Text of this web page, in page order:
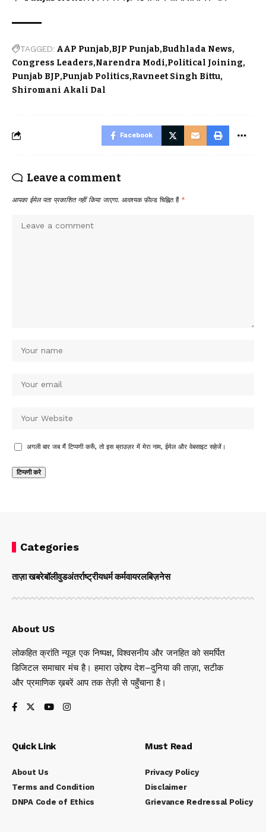
TAGGED: AAP Punjab BJP Punjab Budhlada News
Congress Leaders Narendra Modi Political Joining
Punjab BJP Punjab Politics Ravneet Singh Bittu
Shiromani Akali Dal
Facebook
Leave a comment
आपका ईमेल पता प्रकाशित नहीं किया जाएगा. आवश्यक फ़ील्ड चिह्नित हैं *
अगली बार जब मैं टिप्पणी करूँ, तो इस ब्राउज़र में मेरा नाम, ईमेल और वेबसाइट सहेजें।
Categories
ताज़ा खबरेबॉलीवुडअंतर्राष्ट्रीयधर्म कर्मवायरलबिज़नेस
About US
लोकहित क्रांति न्यूज़ एक निष्पक्ष, विश्वसनीय और जनहित को समर्पित
डिजिटल समाचार मंच है। हमारा उद्देश्य देश–दुनिया की ताज़ा, सटीक
और प्रमाणिक ख़बरें आप तक तेज़ी से पहुँचाना है।
Quick Link
About Us
Terms and Condition
DNPA Code of Ethics
Must Read
Privacy Policy
Disclaimer
Grievance Redressal Policy